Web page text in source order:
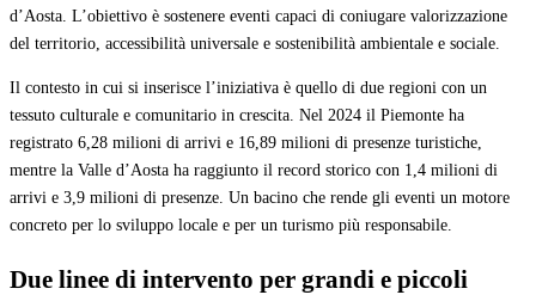
d’Aosta. L’obiettivo è sostenere eventi capaci di coniugare valorizzazione
del territorio, accessibilità universale e sostenibilità ambientale e sociale.
Il contesto in cui si inserisce l’iniziativa è quello di due regioni con un
tessuto culturale e comunitario in crescita. Nel 2024 il Piemonte ha
registrato 6,28 milioni di arrivi e 16,89 milioni di presenze turistiche,
mentre la Valle d’Aosta ha raggiunto il record storico con 1,4 milioni di
arrivi e 3,9 milioni di presenze. Un bacino che rende gli eventi un motore
concreto per lo sviluppo locale e per un turismo più responsabile.
Due linee di intervento per grandi e piccoli